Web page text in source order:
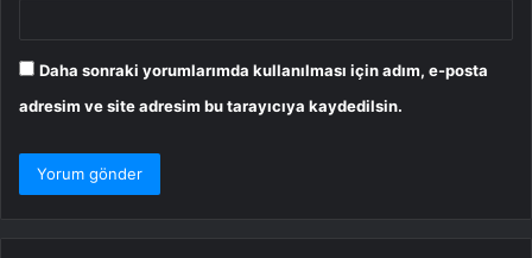
Daha sonraki yorumlarımda kullanılması için adım, e-posta
adresim ve site adresim bu tarayıcıya kaydedilsin.